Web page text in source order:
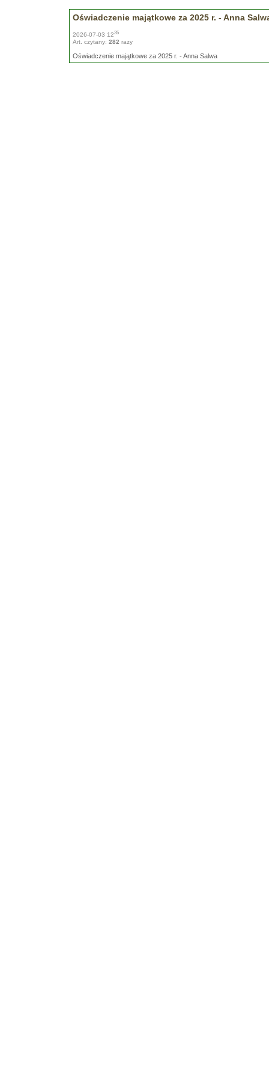
Oświadczenie majątkowe za 2025 r. - Anna
2026-07-03 1235
Art. czytany: 282 razy
Oświadczenie majątkowe za 2025 r. - Anna Salwa